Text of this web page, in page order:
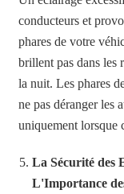
conducteurs et
phares de votre
brillent pas dans les
la nuit. Les phares
ne pas déranger les
uniquement lorsque
La Sécurité des
L'Importance